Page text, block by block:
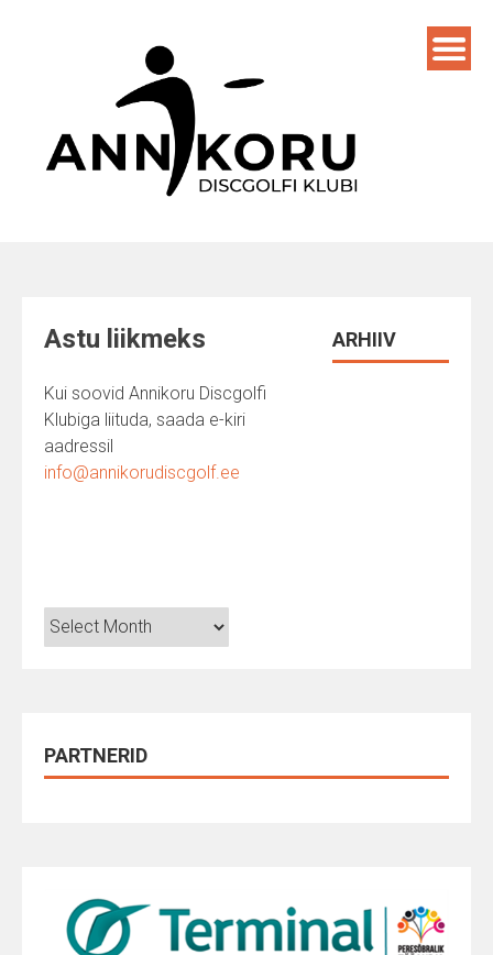
Astu liikmeks
Kui soovid Annikoru Discgolfi
Klubiga liituda, saada e-kiri
aadressil
info@annikorudiscgolf.ee
ARHIIV
Arhiiv
PARTNERID